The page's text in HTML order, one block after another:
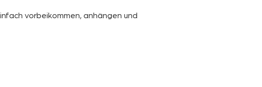
vorbeikommen, anhängen und